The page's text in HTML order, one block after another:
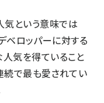
気という意味では
ロッパーに対する
気を得ていること
続で最も愛されてい